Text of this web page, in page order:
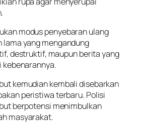
modus penyebaran ulang
yang mengandung
destruktif, maupun berita yang
kemudian kembali disebarkan
peristiwa terbaru. Polisi
berpotensi menimbulkan
masyarakat.